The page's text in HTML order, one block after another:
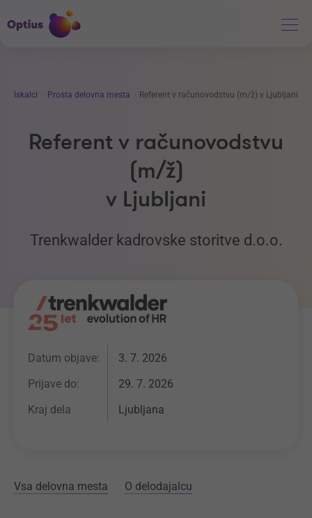
Iskalci Prosta delovna mesta Referent v računovodstvu (m/ž) v Ljubljani
Referent v računovodstvu
(m/ž)
v Ljubljani
Trenkwalder kadrovske storitve d.o.o.
Datum objave:
3. 7. 2026
Prijave do:
29. 7. 2026
Kraj dela
Ljubljana
Vsa delovna mesta O delodajalcu